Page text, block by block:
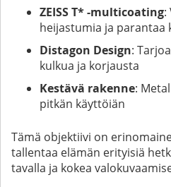
ZEISS T* -multicoating:
heijastumia ja parantaa
Distagon Design:
kulkua ja korjausta
Kestävä rakenne:
pitkän käyttöiän
Tämä objektiivi on
tallentaa elämän erityisiä
tavalla ja kokea